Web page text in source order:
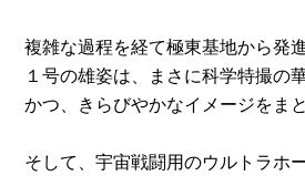
複雑な過程を経て極東基地から発
１号の雄姿は、まさに科学特撮の
かつ、きらびやかなイメージをま
そして、宇宙戦闘用のウルトラホ